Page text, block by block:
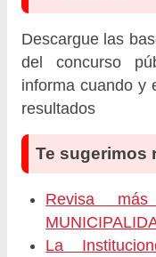
Descargue las
del concurso
informa cuando y
resultados
Te sugerimos
Revisa
La